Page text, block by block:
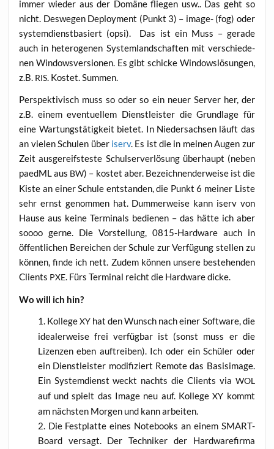
immer wie­der aus der Domä­ne flie­gen usw.. Das geht so
nicht. Des­we­gen Deploy­ment (Punkt 3) – image- (fog) oder
sys­tem­dienst­ba­siert (opsi). Das ist ein Muss – gera­de
auch in hete­ro­ge­nen Sys­tem­land­schaf­ten mit ver­schie­de­
nen Win­dows­ver­sio­nen. Es gibt schi­cke Win­dows­lö­sun­gen,
z.B. RIS. Kos­tet. Summen.
Per­spek­ti­visch muss so oder so ein neu­er Ser­ver her, der
z.B. einem even­tu­el­lem Dienst­leis­ter die Grund­la­ge für
eine War­tungs­tä­tig­keit bie­tet. In Nie­der­sach­sen läuft das
an vie­len Schu­len über iserv. Es ist die in mei­nen Augen zur
Zeit aus­ge­reifs­tes­te Schul­ser­ver­lö­sung über­haupt (neben
paedML aus BW) – kos­tet aber. Bezeich­nen­der­wei­se ist die
Kis­te an einer Schu­le ent­stan­den, die Punkt 6 mei­ner Lis­te
sehr ernst genom­men hat. Dum­mer­wei­se kann iserv von
Hau­se aus kei­ne Ter­mi­nals bedie­nen – das hät­te ich aber
soooo ger­ne. Die Vor­stel­lung, 0815-Hard­ware auch in
öffent­li­chen Berei­chen der Schu­le zur Ver­fü­gung stel­len zu
kön­nen, fin­de ich nett. Zudem kön­nen unse­re bestehen­den
Cli­ents PXE. Fürs Ter­mi­nal reicht die Hard­ware dicke.
Wo will ich hin?
Kol­le­geXYhat den Wunsch nach einer Soft­ware, die
idea­ler­wei­se frei ver­füg­bar ist (sonst muss er die
Lizen­zen eben auf­trei­ben). Ich oder ein Schü­ler oder
ein Dienst­leis­ter modi­fi­ziert Remo­te das Basis­image.
Ein Sys­tem­dienst weckt nachts die Cli­ents via WOL
auf und spielt das Image neu auf. Kol­le­geXY kommt
am nächs­ten Mor­gen und kann arbeiten.
Die Fest­plat­te eines Note­books an einem SMART-
Board ver­sagt. Der Tech­ni­ker der Hard­ware­fir­ma